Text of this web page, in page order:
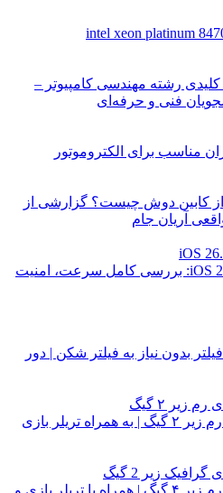
رشته مهندسی کامپیوتر –
فنی و حرفه‌ای
مناسب برای الکتروموتور
از کابین دوش چیست؟ گزارشی از
آریان جام
مقایسه اندروید 16 و iOS 26.1: بررسی کامل سرعت، امنیت
بدون نیاز به فیلتر شکن | دور
۱۰ بازی پیشنهادی برای رم زیر ۲ گیگ | به همراه تریلر بازی
۱۰ بازی پیشنهادی برای رم زیر ۴ گیگ | همراه با تریلر بازی و